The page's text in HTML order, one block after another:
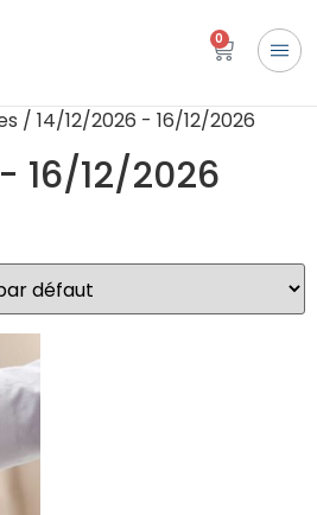
0
/ 14/12/2026 - 16/12/2026
16/12/2026